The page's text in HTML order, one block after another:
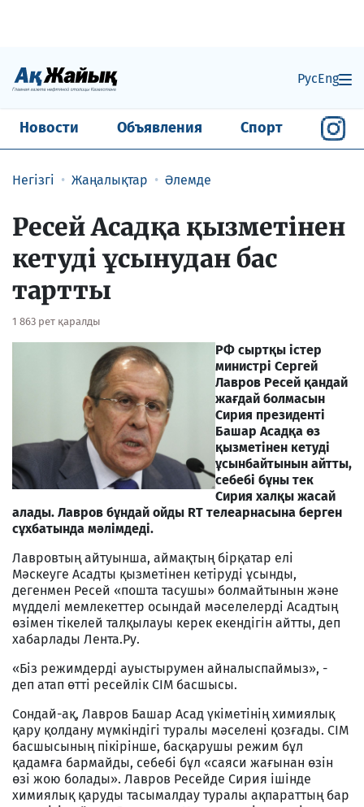
РусEng
Новости Объявления Спорт
Негізгі Жаңалықтар Әлемде
Ресей Асадқа қызметінен
кетуді ұсынудан бас
тартты
1 863 рет қаралды
РФ сыртқы істер
министрі Сергей
Лавров Ресей қандай
жағдай болмасын
Сирия президенті
Башар Асадқа өз
қызметінен кетуді
ұсынбайтынын айтты,
себебі бұны тек
Сирия халқы жасай
алады. Лавров бұндай ойды RT телеарнасына берген
сұхбатында мәлімдеді.
Лавровтың айтуынша, аймақтың бірқатар елі
Мәскеуге Асадты қызметінен кетіруді ұсынды,
дегенмен Ресей «пошта тасушы» болмайтынын және
мүдделі мемлекеттер осындай мәселелерді Асадтың
өзімен тікелей талқылауы керек екендігін айтты, деп
хабарлады Лента.Ру.
«Біз режимдерді ауыстырумен айналыспаймыз», -
деп атап өтті ресейлік СІМ басшысы.
Сондай-ақ, Лавров Башар Асад үкіметінің химиялық
қару қолдану мүмкіндігі туралы мәселені қозғады. СІМ
басшысының пікірінше, басқарушы режим бұл
қадамға бармайды, себебі бұл «саяси жағынан өзін
өзі жою болады». Лавров Ресейде Сирия ішінде
химиялық қаруды тасымалдау туралы ақпараттың бар